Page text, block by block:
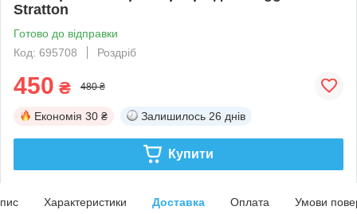
Stratton
Готово до відправки
Код: 695708
Роздріб
450 ₴ 480 ₴
Економія 30 ₴ Залишилось 26 днів
Купити
Характеристики Доставка Оплата Умови